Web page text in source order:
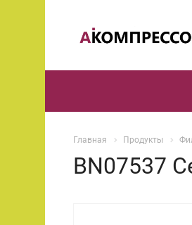
Главная Продукты
BN07537